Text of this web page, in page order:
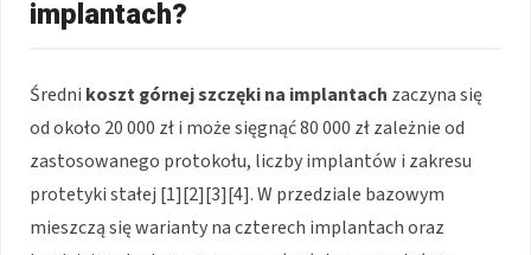
implantach?
Średni koszt górnej szczęki na implantach zaczyna się
od około 20 000 zł i może sięgnąć 80 000 zł zależnie od
zastosowanego protokołu, liczby implantów i zakresu
protetyki stałej [1][2][3][4]. W przedziale bazowym
mieszczą się warianty na czterech implantach oraz